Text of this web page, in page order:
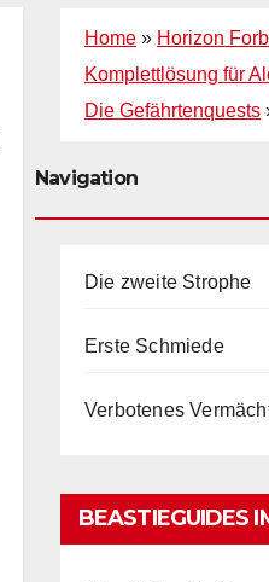
Home » Horizon
Komplettlösung für
Die Gefährtenquests
Navigation
Die zweite Strophe
Erste Schmiede
Verbotenes
BEASTIEGUIDES